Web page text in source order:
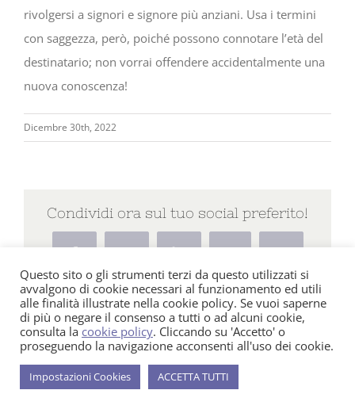
rivolgersi a signori e signore più anziani. Usa i termini
con saggezza, però, poiché possono connotare l’età del
destinatario; non vorrai offendere accidentalmente una
nuova conoscenza!
Dicembre 30th, 2022
Condividi ora sul tuo social preferito!
Post correlati
Questo sito o gli strumenti terzi da questo utilizzati si
avvalgono di cookie necessari al funzionamento ed utili
alle finalità illustrate nella cookie policy. Se vuoi saperne
di più o negare il consenso a tutti o ad alcuni cookie,
consulta la cookie policy. Cliccando su 'Accetto' o
proseguendo la navigazione acconsenti all'uso dei cookie.
Impostazioni Cookies ACCETTA TUTTI